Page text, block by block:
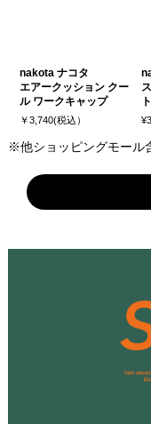
nakota ナコタ
エアークッション クー
ル ワークキャップ
￥3,740(税込）
ト
※他ショッピングモール